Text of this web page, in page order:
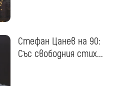
Стефан Цанев на 90:
Със свободния стих...